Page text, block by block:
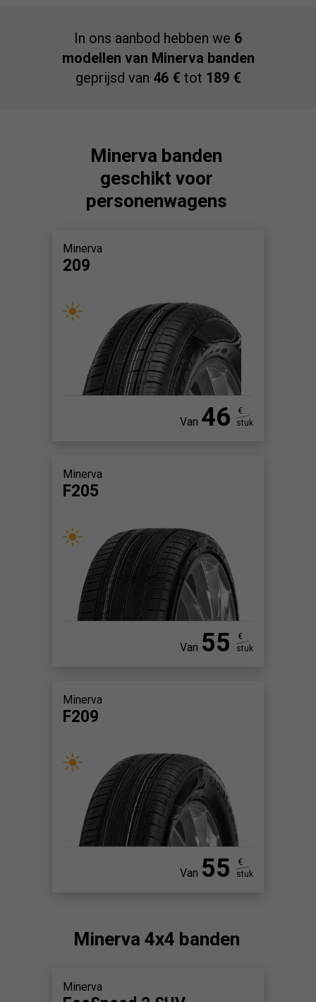
In ons aanbod hebben we 6
modellen van Minerva banden
geprijsd van 46 € tot 189 €
Minerva banden
geschikt voor
personenwagens
Minerva
209
Van 46
€
stuk
Minerva
F205
Van 55
€
stuk
Minerva
F209
Van 55
€
stuk
Minerva 4x4 banden
Minerva